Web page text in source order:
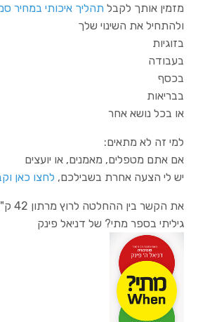
מזמין אותך לקבל תהליך איכותי במחיר
ולהתחיל את השינוי שלך
בזוגיות
בעבודה
בכסף
בבריאות
או בכל נושא אחר
למי זה לא מתאים:
אם אתם מטפלים, מאמנים, או יועצים
יש לי הצעה אחרת בשבילכם, לחצו כאן
את
גיליתי בספר מתי? של דניאל פינק